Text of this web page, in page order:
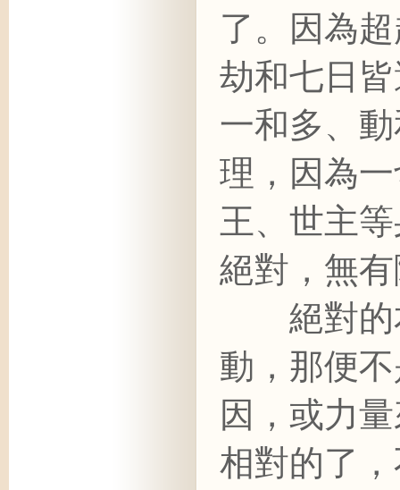
了。因為
劫和七日
一和多、
理，因為
王、世主
絕對，無
絕對的
動，那便
因，或力
相對的了